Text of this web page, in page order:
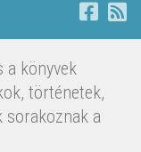
a könyvek
történetek,
sorakoznak a